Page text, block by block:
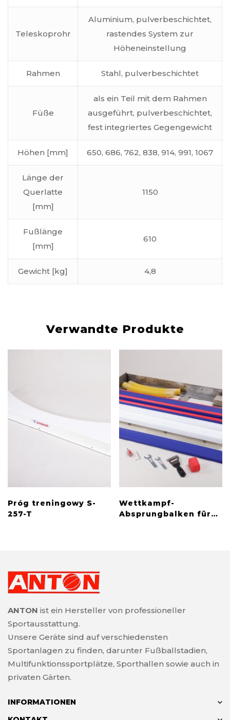
Teleskoprohr
Aluminium, pulverbeschichtet,
rastendes System zur
Höheneinstellung
Rahmen Stahl, pulverbeschichtet
Füße
als ein Teil mit dem Rahmen
ausgeführt, pulverbeschichtet,
fest integriertes Gegengewicht
Höhen [mm] 650, 686, 762, 838, 914, 991, 1067
Länge der
Querlatte
[mm]
1150
Fußlänge
[mm]
610
Gewicht [kg] 4,8
Verwandte Produkte
Próg treningowy S-
257-T
Wettkampf-
Absprungbalken für
ANTON ist ein Hersteller von professioneller
Sportausstattung.
Unsere Geräte sind auf verschiedensten
Sportanlagen zu finden, darunter Fußballstadien,
Multifunktionssportplätze, Sporthallen sowie auch in
privaten Gärten.
INFORMATIONEN